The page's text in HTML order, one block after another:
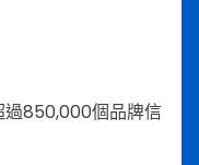
過850,000個品牌信